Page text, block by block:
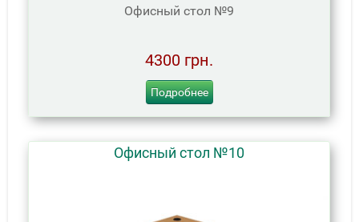
Офисный стол №9
4300 грн.
Подробнее
Офисный стол №10